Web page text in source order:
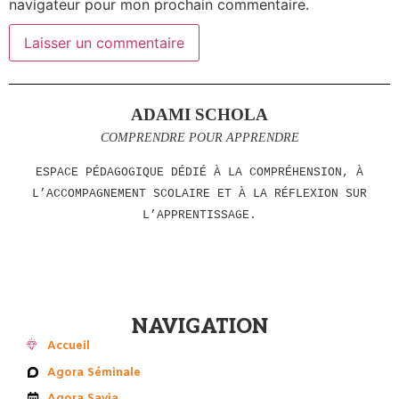
navigateur pour mon prochain commentaire.
ADAMI SCHOLA
COMPRENDRE POUR APPRENDRE
ESPACE PÉDAGOGIQUE DÉDIÉ À LA COMPRÉHENSION, À
L’ACCOMPAGNEMENT SCOLAIRE ET À LA RÉFLEXION SUR
L’APPRENTISSAGE.
NAVIGATION
Accueil
Agora Séminale